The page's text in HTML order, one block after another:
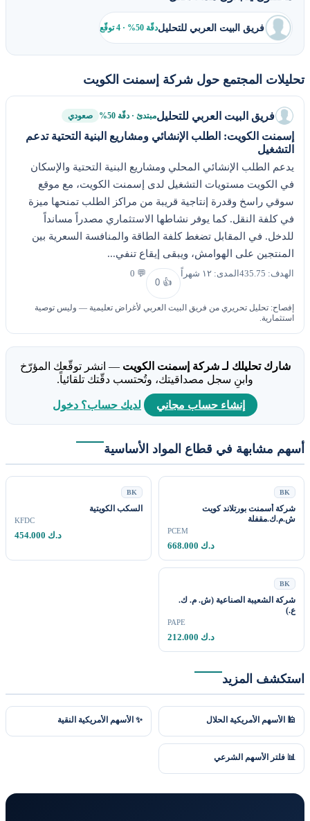
فريق البيت العربي للتحليلدقّة 50% · 4 توقّع
المجتمع حول شركة إسمنت الكويت
فريق البيت العربي للتحليلمبتدئ · دقّة 50% صعودي
إسمنت الكويت: الطلب الإنشائي ومشاريع البنية التحتية تدعم
التشغيل
يدعم الطلب الإنشائي المحلي ومشاريع البنية التحتية والإسكان
في الكويت مستويات التشغيل لدى إسمنت الكويت، مع موقع
سوقي راسخ وقدرة إنتاجية قريبة من مراكز الطلب تمنحها ميزة
في كلفة النقل. كما يوفر نشاطها الاستثماري مصدراً مسانداً
للدخل. في المقابل تضغط كلفة الطاقة والمنافسة السعرية بين
المنتجين على الهوامش، ويبقى إيقاع تنفي...
الهدف: 435.75
المدى: ١٢ شهراً
👍
0
💬 0
إفصاح: تحليل تحريري من فريق البيت العربي لأغراض تعليمية — وليس توصية
استثمارية.
شارك تحليلك لـ شركة إسمنت الكويت— انشر توقّعك المؤرّخ
وابنِ سجل مصداقيتك، وتُحتسب دقّتك تلقائياً.
إنشاء حساب مجاني لديك حساب؟ دخول
مشابهة في قطاع المواد الأساسية
شركة أسمنت بورتلاند كويت
ش.م.ك.مقفلة
PCEM
668.000 د.ك
السكب الكويتية
KFDC
454.000 د.ك
شركة الشعيبة الصناعية (ش. م. ك.
PAPE
212.000 د.ك
المزيد
🕌 الأسهم الأمريكية الحلال ✨ الأسهم الأمريكية النقية
📊 فلتر الأسهم الشرعي